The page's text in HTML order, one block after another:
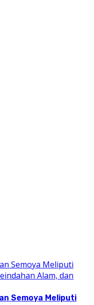
Semoya Meliputi